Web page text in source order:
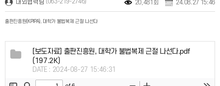
대외협력팀 (063-219-2746) 20,481회 24.08.27 15:46
출판진흥원(KPIPA), 대학가 불법복제 근절 나선다
[보도자료] 출판진흥원, 대학가 불법복제 근절 나선다.pdf
(197.2K)
DATE : 2024-08-27 15:46:31